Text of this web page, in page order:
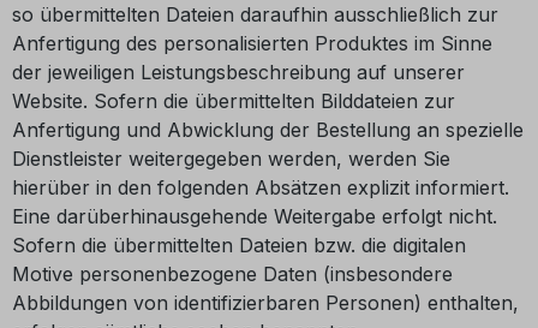
so übermittelten Dateien daraufhin ausschließlich zur
Anfertigung des personalisierten Produktes im Sinne
der jeweiligen Leistungsbeschreibung auf unserer
Website. Sofern die übermittelten Bilddateien zur
Anfertigung und Abwicklung der Bestellung an spezielle
Dienstleister weitergegeben werden, werden Sie
hierüber in den folgenden Absätzen explizit informiert.
Eine darüberhinausgehende Weitergabe erfolgt nicht.
Sofern die übermittelten Dateien bzw. die digitalen
Motive personenbezogene Daten (insbesondere
Abbildungen von identifizierbaren Personen) enthalten,